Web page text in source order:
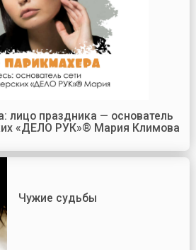
лицо праздника — основатель
«ДЕЛО РУК»® Мария Климова
Чужие судьбы